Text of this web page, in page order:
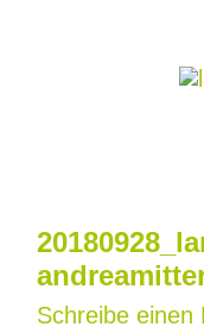
Schreibe einen